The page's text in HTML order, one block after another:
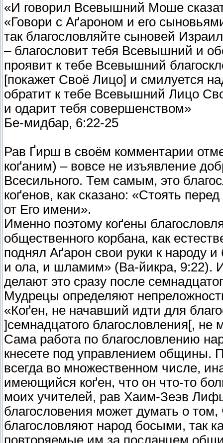
«И говорил Всевышний Моше
«Говори с Аґароном и его
так благословляйте сыновей
– благословит тебя Всевышний и
проявит к тебе Всевышний
[покажет Своё Лицо] и смилуется
обратит к тебе Всевышний Лицо
и одарит тебя совершенством»
Бе-мидбар, 6:22-25
Рав Ґирш в своём комментарии
коґаним) – вовсе не изъявление
Всесильного. Тем самым, это
коґенов, как сказано: «Стоять
от Его имени».
Именно поэтому коґены
общественного корбана, как
поднял Аґарон свои руки к народу
и ола, и шламим» (Ва-йикра, 9:22).
делают это сразу после
Мудрецы определяют
«Коґен, не начавший идти для
]семнадцатого благословления[, не
Сама работа по благословлению
кнесете под управлением общины.
всегда во множественном числе,
имеющийся коґен, что он что-то
моих учителей, рав Хаим-Зеэв
благословения может думать о
благословляют народ босыми, так
повторяемые им за посланцем